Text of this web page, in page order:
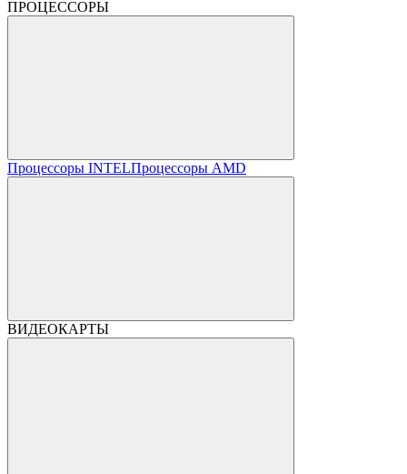
ПРОЦЕССОРЫ
Процессоры INTELПроцессоры AMD
ВИДЕОКАРТЫ